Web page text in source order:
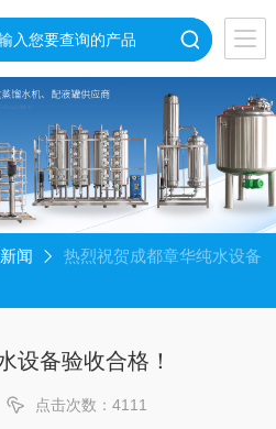
闻
热烈祝贺成都章华纯水设备
设备验收合格！
点击次数：4111